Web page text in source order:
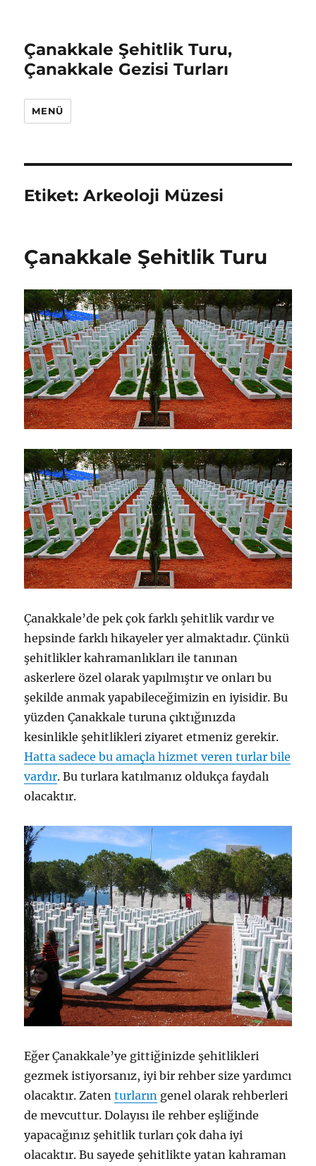
Çanakkale Şehitlik Turu,
Çanakkale Gezisi Turları
MENÜ
Etiket:Arkeoloji Müzesi
Çanakkale Şehitlik Turu
Çanakkale’de pek çok farklı şehitlik vardır ve
hepsinde farklı hikayeler yer almaktadır. Çünkü
şehitlikler kahramanlıkları ile tanınan
askerlere özel olarak yapılmıştır ve onları bu
şekilde anmak yapabileceğimizin en iyisidir. Bu
yüzden Çanakkale turuna çıktığınızda
kesinlikle şehitlikleri ziyaret etmeniz gerekir.
Hatta sadece bu amaçla hizmet veren turlar bile
vardır. Bu turlara katılmanız oldukça faydalı
olacaktır.
Eğer Çanakkale’ye gittiğinizde şehitlikleri
gezmek istiyorsanız, iyi bir rehber size yardımcı
olacaktır. Zatenturların genel olarak rehberleri
de mevcuttur. Dolayısı ile rehber eşliğinde
yapacağınız şehitlik turları çok daha iyi
olacaktır. Bu sayede şehitlikte yatan kahraman